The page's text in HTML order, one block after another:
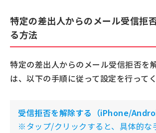
特定の差出人からのメール受信拒
る方法
特定の差出人からのメール受信拒否を
は、以下の手順に従って設定を行って
受信拒否を解除する（iPhone/
※タップ/クリックすると、具体的な